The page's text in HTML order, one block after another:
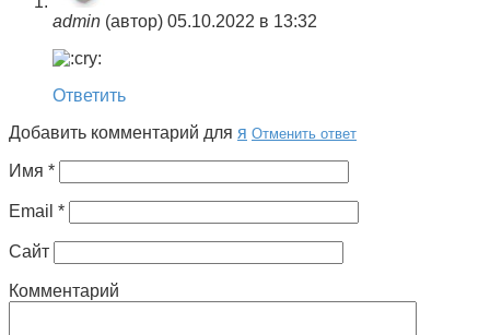
admin (автор) 05.10.2022 в 13:32
Ответить
Добавить комментарий для я Отменить ответ
Имя *
Email *
Сайт
Комментарий